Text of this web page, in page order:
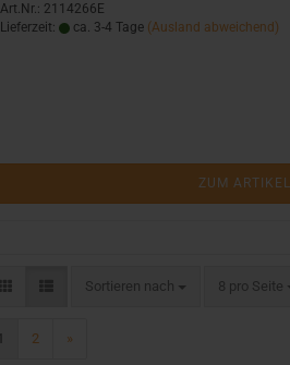
Art.Nr.: 2114266E
Lieferzeit:
ca. 3-4 Tage (Ausland abweichend)
ZUM ARTIKEL
Sortieren nach
Sortieren nach 8 pro Seite
pro Seite
2 »